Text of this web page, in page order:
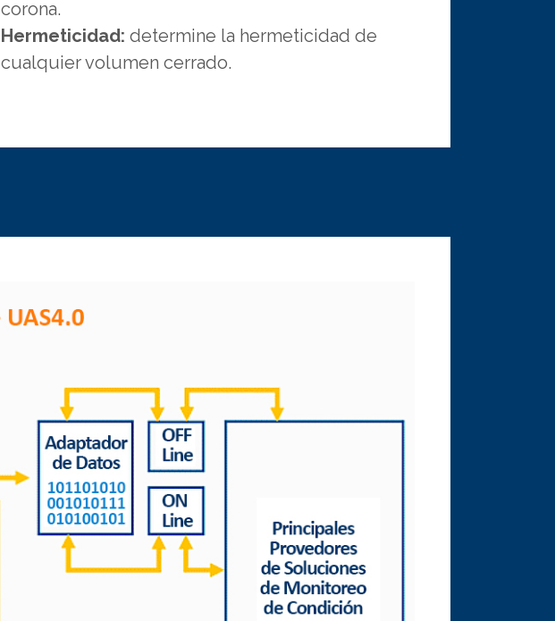
corona.
Hermeticidad: determine la hermeticidad de
cualquier volumen cerrado.